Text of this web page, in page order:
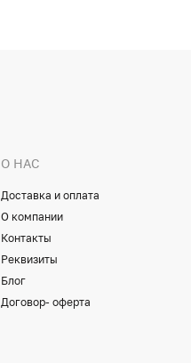
О НАС
Доставка и оплата
О компании
Контакты
Реквизиты
Блог
Договор- оферта